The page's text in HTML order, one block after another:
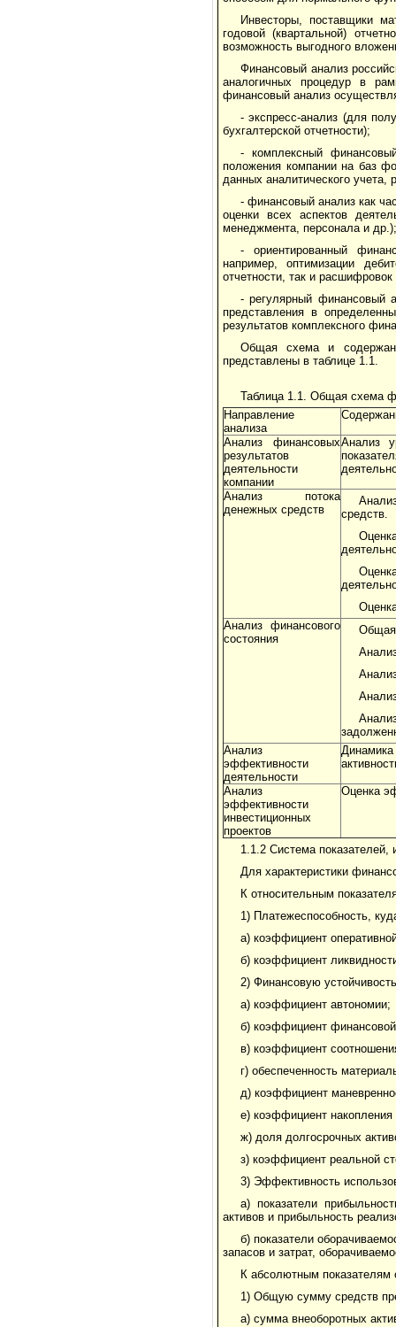
Инвесторы, поставщики
годовой (квартальной)
возможность выгодного
Финансовый анализ
аналогичных процедур в
финансовый анализ
- экспресс-анализ (для
бухгалтерской отчетности);
- комплексный
положения компании на баз
данных аналитического учета,
- финансовый анализ как
оценки всех аспектов
менеджмента, персонала и др.);
- ориентированный
например, оптимизации
отчетности, так и
- регулярный финансовый
представления в
результатов комплексного
Общая схема и
представлены в таблице 1.1.
Таблица 1.1. Общая схема
Направление
анализа
Анализ финансовых
результатов
деятельности
компании
Анализ
Анализ потока
денежных средств
средств.
Анализ финансового
состояния
Общая
Анализ
эффективности
деятельности
Анализ
эффективности
инвестиционных
проектов
Оценка
1.1.2 Система показателей,
Для характеристики
К относительным
1) Платежеспособность,
а) коэффициент
б) коэффициент
2) Финансовую
а) коэффициент автономии;
б) коэффициент
в) коэффициент
г) обеспеченность
д) коэффициент
е) коэффициент накопления
ж) доля долгосрочных
з) коэффициент реальной
3) Эффективность
а) показатели
активов и прибыльность
б) показатели
запасов и затрат,
К абсолютным показателям
1) Общую сумму средств
а) сумма внеоборотных